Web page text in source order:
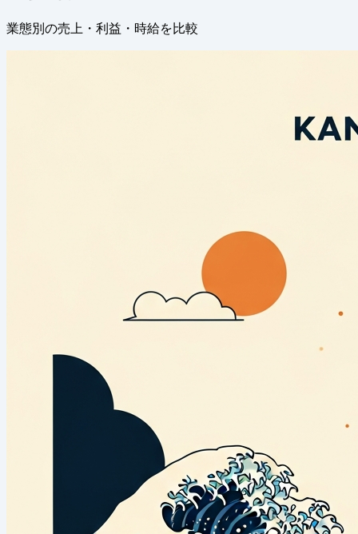
業態別の売上・利益・時給を比較